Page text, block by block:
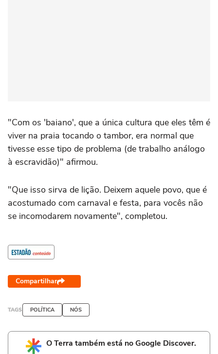
"Com os 'baiano', que a única cultura que eles têm é
viver na praia tocando o tambor, era normal que
tivesse esse tipo de problema (de trabalho análogo
à escravidão)" afirmou.
"Que isso sirva de lição. Deixem aquele povo, que é
acostumado com carnaval e festa, para vocês não
se incomodarem novamente", completou.
Compartilhar
TAGS POLÍTICA NÓS
O Terra também está no Google Discover.